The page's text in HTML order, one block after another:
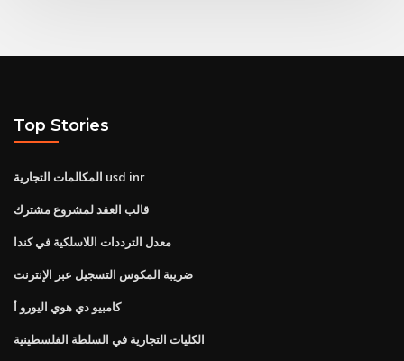
Top Stories
المكالمات التجارية usd inr
قالب العقد لمشروع مشترك
معدل الترددات اللاسلكية في كندا
ضريبة المكوس التسجيل عبر الإنترنت
كامبيو دي هوي اليورو أ
الكليات التجارية في السلطة الفلسطينية